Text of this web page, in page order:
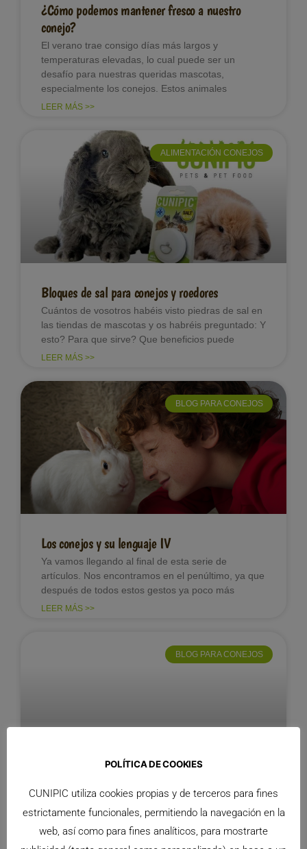
¿Cómo podemos mantener fresco a nuestro
conejo?
El verano trae consigo días más largos y
temperaturas elevadas, lo cual puede ser un
desafío para nuestras queridas mascotas,
especialmente los conejos. Estos animales
LEER MÁS >>
ALIMENTACIÓN CONEJOS
Bloques de sal para conejos y roedores
Cuántos de vosotros habéis visto piedras de sal en
las tiendas de mascotas y os habréis preguntado: Y
esto? Para que sirve? Que beneficios puede
LEER MÁS >>
BLOG PARA CONEJOS
Los conejos y su lenguaje IV
Ya vamos llegando al final de esta serie de
artículos. Nos encontramos en el penúltimo, ya que
después de todos estos gestos ya poco más
LEER MÁS >>
BLOG PARA CONEJOS
Los conejos y su lenguaje III
Todavía tenéis dudas acerca del comportamiento
de vuestros conejos? Pues vamos a intentar
resolverlas en este nuevo artículo, ya que
POLÍTICA DE COOKIES
CUNIPIC utiliza cookies propias y de terceros para fines
estrictamente funcionales, permitiendo la navegación en la
web, así como para fines analíticos, para mostrarte